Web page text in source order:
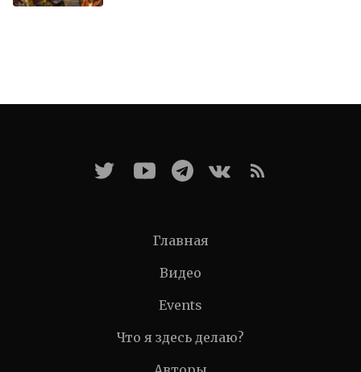
Главная
Видео
Events
Что я здесь делаю?